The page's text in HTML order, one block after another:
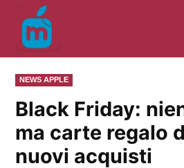
contenuto
PUBBLICATO
IN
NEWS APPLE
Black Friday:
ma carte regalo
nuovi acquisti